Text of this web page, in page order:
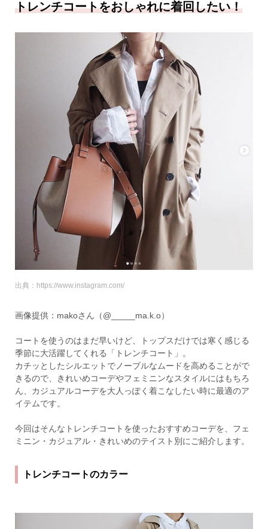
トレンチコートをおしゃれに着回したい！
出典：https://www.instagram.com/
画像提供：makoさん（@_____ma.k.o）
コートを使うのはまだ早いけど、トップスだけでは寒く感じる
季節に大活躍してくれる「トレンチコート」。
カチッとしたシルエットでノーブルなムードを高めることがで
きるので、きれいめコーデやフェミニンなスタイルにはもちろ
ん、カジュアルコーデを大人っぽく着こなしたい時に最適のア
イテムです。
今回はそんなトレンチコートを使ったおすすめコーデを、フェ
ミニン・カジュアル・きれいめのテイスト別にご紹介します。
トレンチコートのカラー